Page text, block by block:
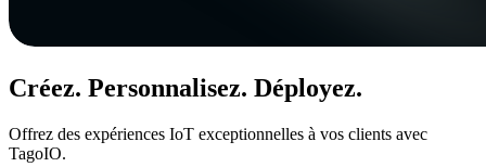
Créez. Personnalisez. Déployez.
Offrez des expériences IoT exceptionnelles à vos clients avec
TagoIO.